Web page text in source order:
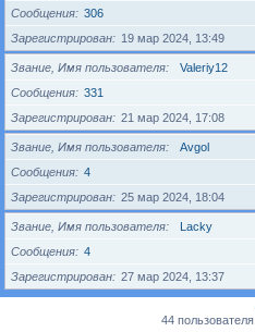
Сообщения
306
Зарегистрирован
19 мар 2024, 13:49
Звание, Имя пользователя
Valeriy12
Сообщения
331
Зарегистрирован
21 мар 2024, 17:08
Звание, Имя пользователя
Avgol
Сообщения
4
Зарегистрирован
25 мар 2024, 18:04
Звание, Имя пользователя
Lacky
Сообщения
4
Зарегистрирован
27 мар 2024, 13:37
44 пользователя